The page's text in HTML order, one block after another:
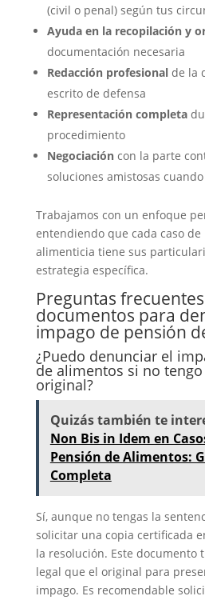
(civil o penal) según tus
Ayuda en la recopilación y
documentación necesaria
Redacción profesionalde la
escrito de defensa
Representación completa
procedimiento
Negociacióncon la parte
soluciones amistosas
Trabajamos con un enfoque
entendiendo que cada caso
alimenticia tiene sus
estrategia específica.
Preguntas
documentos para
impago de pensión
¿Puedo denunciar el
de alimentos si no
original?
Quizás también te
Non Bis in Idem en
Pensión de Alimentos:
Completa
Sí, aunque no tengas la
solicitar una copia certificada
la resolución. Este documento
legal que el original para
impago. Es recomendable